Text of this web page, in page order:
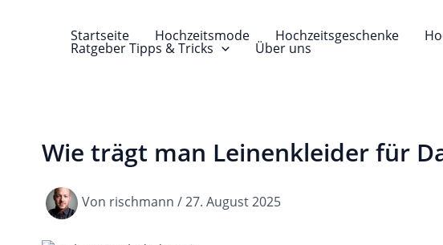
Startseite Hochzeitsmode Hochzeitsgeschenke
Ratgeber Tipps & Tricks Über uns
Wie trägt man Leinenkleider für
Von rischmann /27. August 2025